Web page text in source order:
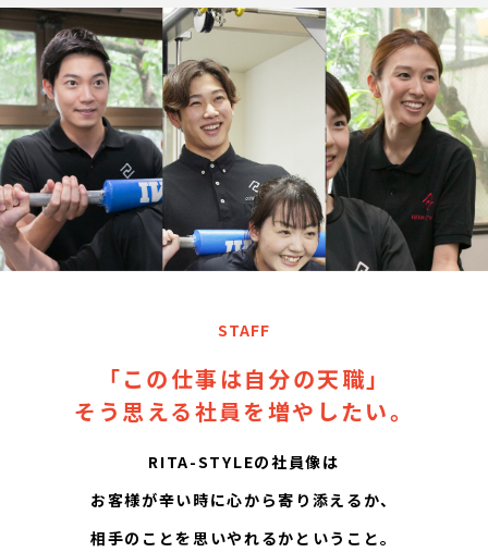
STAFF
「この仕事は自分の天職」
そう思える社員を増やしたい。
RITA-STYLEの社員像は
お客様が辛い時に心から寄り添えるか、
相手のことを思いやれるかということ。